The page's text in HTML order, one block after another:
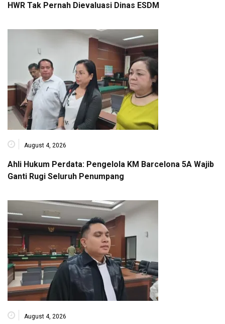
HWR Tak Pernah Dievaluasi Dinas ESDM
August 4, 2026
Ahli Hukum Perdata: Pengelola KM Barcelona 5A Wajib
Ganti Rugi Seluruh Penumpang
August 4, 2026